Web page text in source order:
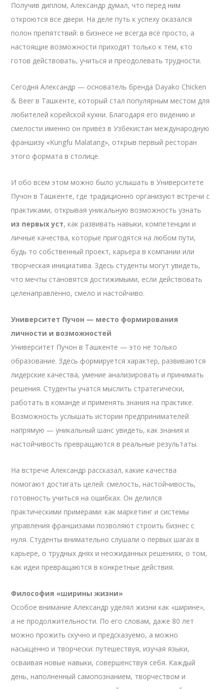
Получив диплом, Александр думал, что перед ним
откроются все двери. На деле путь к успеху оказался
полон препятствий: в бизнесе не всегда всё просто, а
настоящие возможности приходят только к тем, кто
готов действовать, учиться и преодолевать трудности.
Сегодня Александр — основатель бренда Dayako Chicken
& Beer в Ташкенте, который стал популярным местом для
любителей корейской кухни. Благодаря его видению и
смелости именно он привёз в Узбекистан международную
франшизу «Kungfu Malatang», открыв первый ресторан
этого формата в столице.
И обо всём этом можно было услышать в Университете
Пучон в Ташкенте, где традиционно организуют встречи с
практиками, открывая уникальную возможность узнать
из первых уст, как развивать навыки, компетенции и
личные качества, которые пригодятся на любом пути,
будь то собственный проект, карьера в компании или
творческая инициатива. Здесь студенты могут увидеть,
что мечты становятся достижимыми, если действовать
целенаправленно, смело и настойчиво.
Университет Пучон — место формирования
личности и возможностей
Университет Пучон в Ташкенте — это не только
образование. Здесь формируется характер, развиваются
лидерские качества, умение анализировать и принимать
решения. Студенты учатся мыслить стратегически,
работать в команде и применять знания на практике.
Возможность услышать истории предпринимателей
напрямую — уникальный шанс увидеть, как знания и
настойчивость превращаются в реальные результаты.
На встрече Александр рассказал, какие качества
помогают достигать целей: смелость, настойчивость,
готовность учиться на ошибках. Он делился
практическими примерами: как маркетинг и системы
управления франшизами позволяют строить бизнес с
нуля. Студенты внимательно слушали о первых шагах в
карьере, о трудных днях и неожиданных решениях, о том,
как идеи превращаются в конкретные действия.
Философия «ширины жизни»
Особое внимание Александр уделял жизни как «ширине»,
а не продолжительности. По его словам, даже 80 лет
можно прожить скучно и предсказуемо, а можно
насыщенно и творчески: путешествуя, изучая языки,
осваивая новые навыки, совершенствуя себя. Каждый
день, наполненный самопознанием, творчеством и